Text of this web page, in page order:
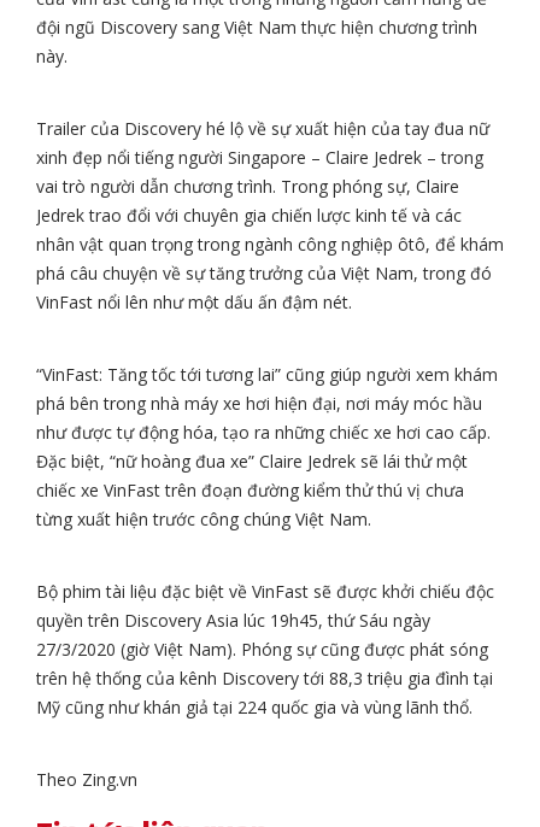
đội ngũ Discovery sang Việt Nam thực hiện chương trình
này.
Trailer của Discovery hé lộ về sự xuất hiện của tay đua nữ
xinh đẹp nổi tiếng người Singapore – Claire Jedrek – trong
vai trò người dẫn chương trình. Trong phóng sự, Claire
Jedrek trao đổi với chuyên gia chiến lược kinh tế và các
nhân vật quan trọng trong ngành công nghiệp ôtô, để khám
phá câu chuyện về sự tăng trưởng của Việt Nam, trong đó
VinFast nổi lên như một dấu ấn đậm nét.
“VinFast: Tăng tốc tới tương lai” cũng giúp người xem khám
phá bên trong nhà máy xe hơi hiện đại, nơi máy móc hầu
như được tự động hóa, tạo ra những chiếc xe hơi cao cấp.
Đặc biệt, “nữ hoàng đua xe” Claire Jedrek sẽ lái thử một
chiếc xe VinFast trên đoạn đường kiểm thử thú vị chưa
từng xuất hiện trước công chúng Việt Nam.
Bộ phim tài liệu đặc biệt về VinFast sẽ được khởi chiếu độc
quyền trên Discovery Asia lúc 19h45, thứ Sáu ngày
27/3/2020 (giờ Việt Nam). Phóng sự cũng được phát sóng
trên hệ thống của kênh Discovery tới 88,3 triệu gia đình tại
Mỹ cũng như khán giả tại 224 quốc gia và vùng lãnh thổ.
Theo Zing.vn